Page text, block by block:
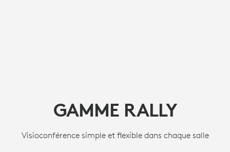
GAMME RALLY
Visioconférence simple et flexible dans chaque salle